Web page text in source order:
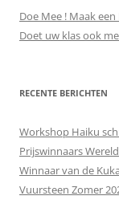
Doe Mee ! Maak een
Doet uw klas ook
RECENTE BERICHTEN
Workshop Haiku
Prijswinnaars
Winnaar van de
Vuursteen Zomer